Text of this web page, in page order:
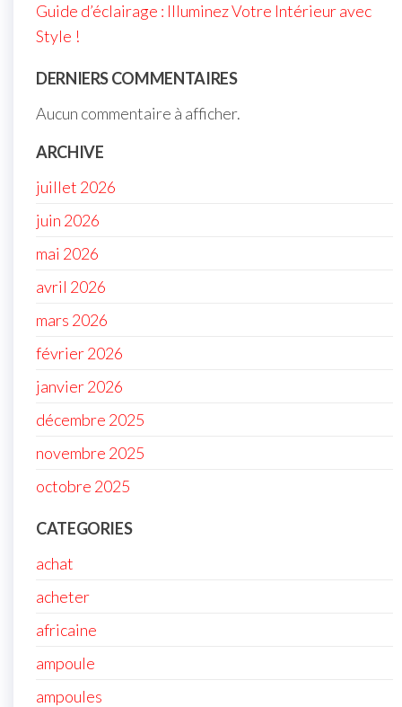
Guide d’éclairage : Illuminez Votre Intérieur avec
Style !
DERNIERS COMMENTAIRES
Aucun commentaire à afficher.
ARCHIVE
juillet 2026
juin 2026
mai 2026
avril 2026
mars 2026
février 2026
janvier 2026
décembre 2025
novembre 2025
octobre 2025
CATEGORIES
achat
acheter
africaine
ampoule
ampoules